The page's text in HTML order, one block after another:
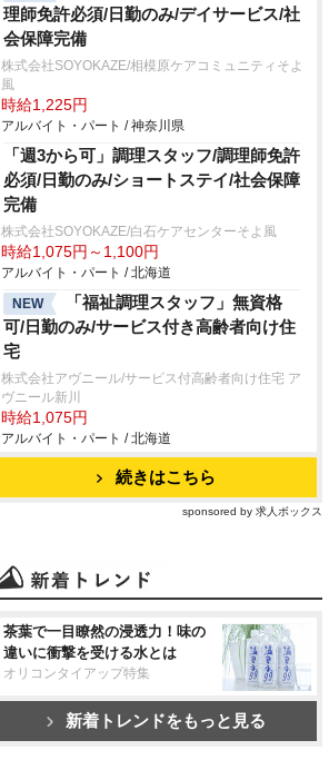
理師免許必須/日勤のみ/デイサービス/社
会保障完備
株式会社SOYOKAZE/相模原ケアコミュニティそよ
風
時給1,225円
アルバイト・パート / 神奈川県
「週3から可」調理スタッフ/調理師免許
必須/日勤のみ/ショートステイ/社会保障
完備
株式会社SOYOKAZE/白石ケアセンターそよ風
時給1,075円～1,100円
アルバイト・パート / 北海道
NEW
「福祉調理スタッフ」無資格
可/日勤のみ/サービス付き高齢者向け住
宅
株式会社アヴニール/サービス付高齢者向け住宅 ア
ヴニール新川
時給1,075円
アルバイト・パート / 北海道
続きはこちら
sponsored by 求人ボックス
茶葉で一目瞭然の浸透力！味の
違いに衝撃を受ける水とは
オリコンタイアップ特集
新着トレンドをもっと見る